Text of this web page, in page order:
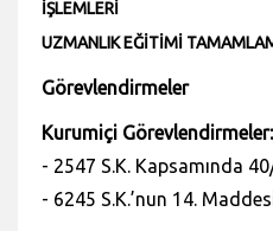
İŞLEMLERİ
UZMANLIK EĞİTİMİ
Görevlendirmeler
Kurumiçi Görevlendirmeler:
- 2547 S.K. Kapsamında
- 6245 S.K.’nun 14.